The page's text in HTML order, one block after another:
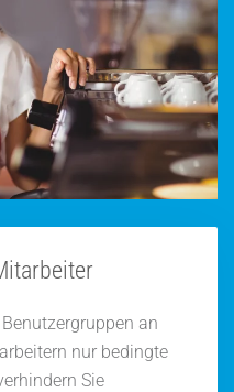
an
nur bedingte
Sie